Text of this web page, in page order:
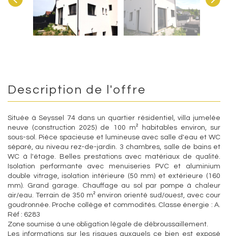
Description de l'offre
Située à Seyssel 74 dans un quartier résidentiel, villa jumelée
neuve (construction 2025) de 100 m² habitables environ, sur
sous-sol. Pièce spacieuse et lumineuse avec salle d'eau et WC
séparé, au niveau rez-de-jardin. 3 chambres, salle de bains et
WC à l'étage. Belles prestations avec matériaux de qualité.
Isolation performante avec menuiseries PVC et aluminium
double vitrage, isolation intérieure (50 mm) et extérieure (160
mm). Grand garage. Chauffage au sol par pompe à chaleur
air/eau. Terrain de 350 m² environ orienté sud/ouest, avec cour
goudronnée. Proche collège et commodités. Classe énergie : A.
Réf : 6283
Zone soumise à une obligation légale de débroussaillement.
Les informations sur les risques auxquels ce bien est exposé